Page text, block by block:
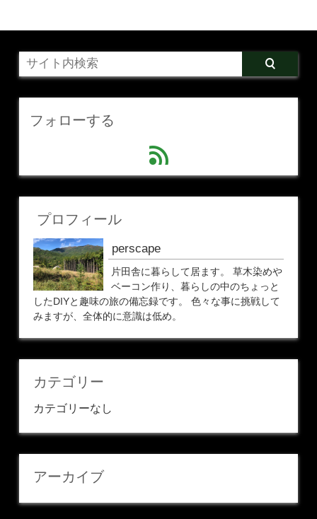
フォローする
feed
プロフィール
perscape
片田舎に暮らして居ます。 草木染めや
ベーコン作り、暮らしの中のちょっと
したDIYと趣味の旅の備忘録です。 色々な事に挑戦して
みますが、全体的に意識は低め。
カテゴリー
カテゴリーなし
アーカイブ